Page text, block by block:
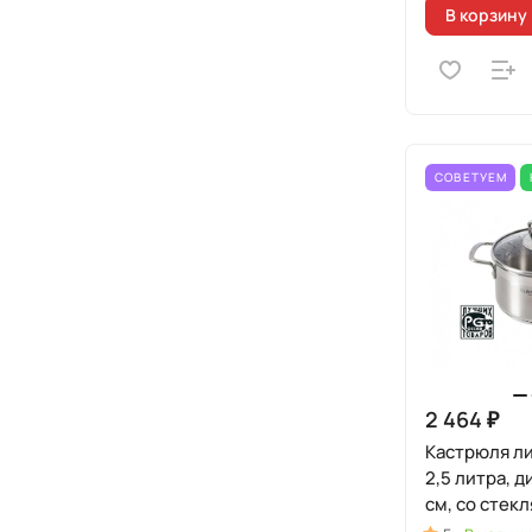
В корзину
СОВЕТУЕМ
2 464 ₽
Кастрюля
2,5 литра,
см, со